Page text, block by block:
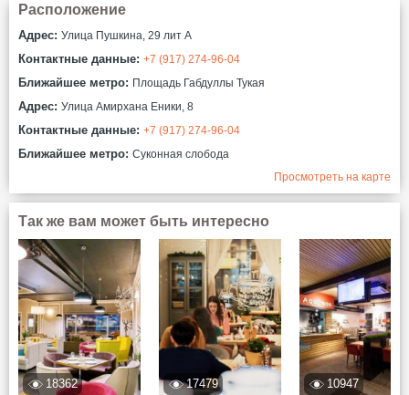
Расположение
Адрес: ​Улица Пушкина, 29 лит А
Контактные данные: +7 (917) 274-96-04
Ближайшее метро: Площадь Габдуллы Тукая
Адрес: ​Улица Амирхана Еники, 8
Контактные данные: +7 (917) 274-96-04
Ближайшее метро: Суконная слобода
Просмотреть на карте
Так же вам может быть интересно
18362 17479 10947